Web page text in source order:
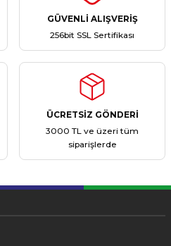
GÜVENLİ ALIŞVERİŞ
256bit SSL Sertifikası
ÜCRETSİZ GÖNDERİ
3000 TL ve üzeri tüm
siparişlerde